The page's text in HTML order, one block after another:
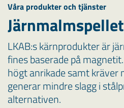
Våra produkter och tjänster
LKAB:s kärnprodukter är
fines baserade på
högt anrikade samt kräver
generar mindre slagg i
alternativen.